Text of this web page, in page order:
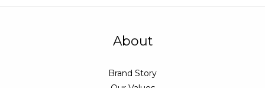
About
Brand Story